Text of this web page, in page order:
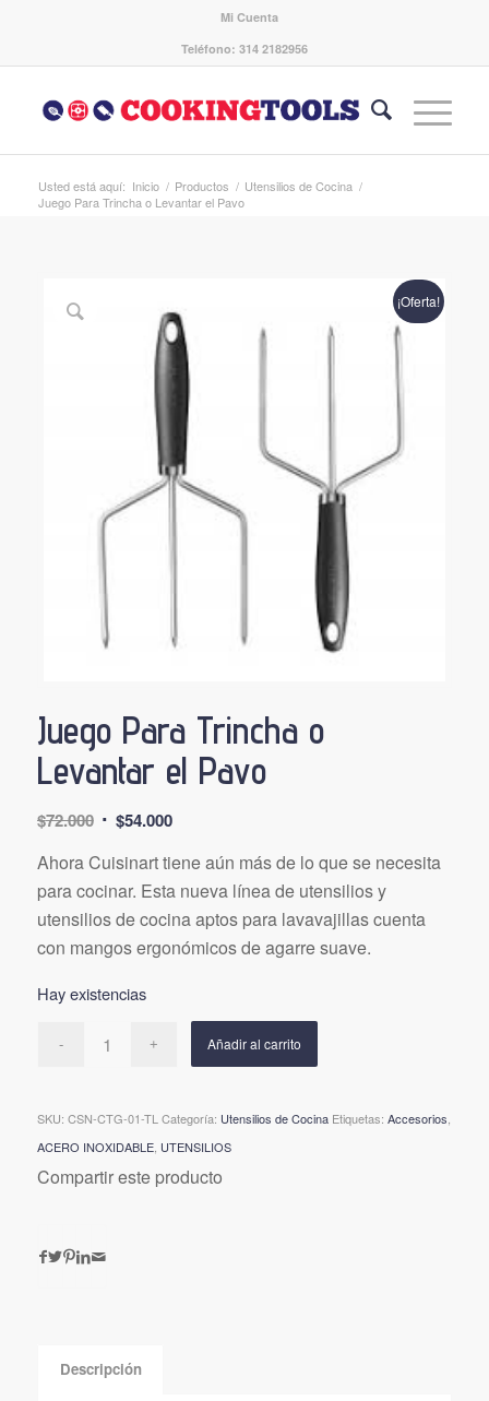
Mi Cuenta
Teléfono: 314 2182956
Usted está aquí: Inicio / Productos / Utensilios de Cocina /
Juego Para Trincha o Levantar el Pavo
¡Oferta!
Juego Para Trincha o
Levantar el Pavo
$72.000 El
original
era:
$72.000.
$54.000El
actual
es:
$54.000.
Ahora Cuisinart tiene aún más de lo que se necesita
para cocinar. Esta nueva línea de utensilios y
utensilios de cocina aptos para lavavajillas cuenta
con mangos ergonómicos de agarre suave.
Hay existencias
Añadir al carrito
SKU: CSN-CTG-01-TL Categoría: Utensilios de Cocina Etiquetas: Accesorios,
ACERO INOXIDABLE, UTENSILIOS
Compartir este producto
Descripción